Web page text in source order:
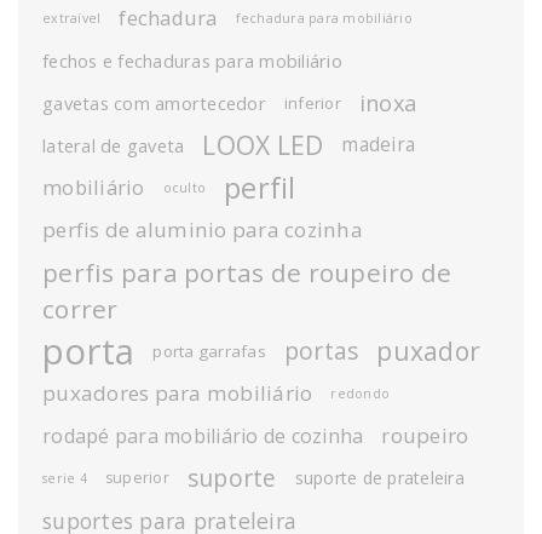
extraível fechadura fechadura para mobiliário
fechos e fechaduras para mobiliário
gavetas com amortecedor
inferior inoxa
lateral de gaveta LOOX LED madeira
mobiliário oculto perfil
perfis de aluminio para cozinha
perfis para portas de roupeiro de
correr
porta porta garrafas portas puxador
puxadores para mobiliário redondo
rodapé para mobiliário de cozinha roupeiro
serie 4 superior suporte suporte de prateleira
suportes para prateleira